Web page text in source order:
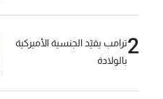
2ترامب يقيّد الجنسية الأميركية
بالولادة